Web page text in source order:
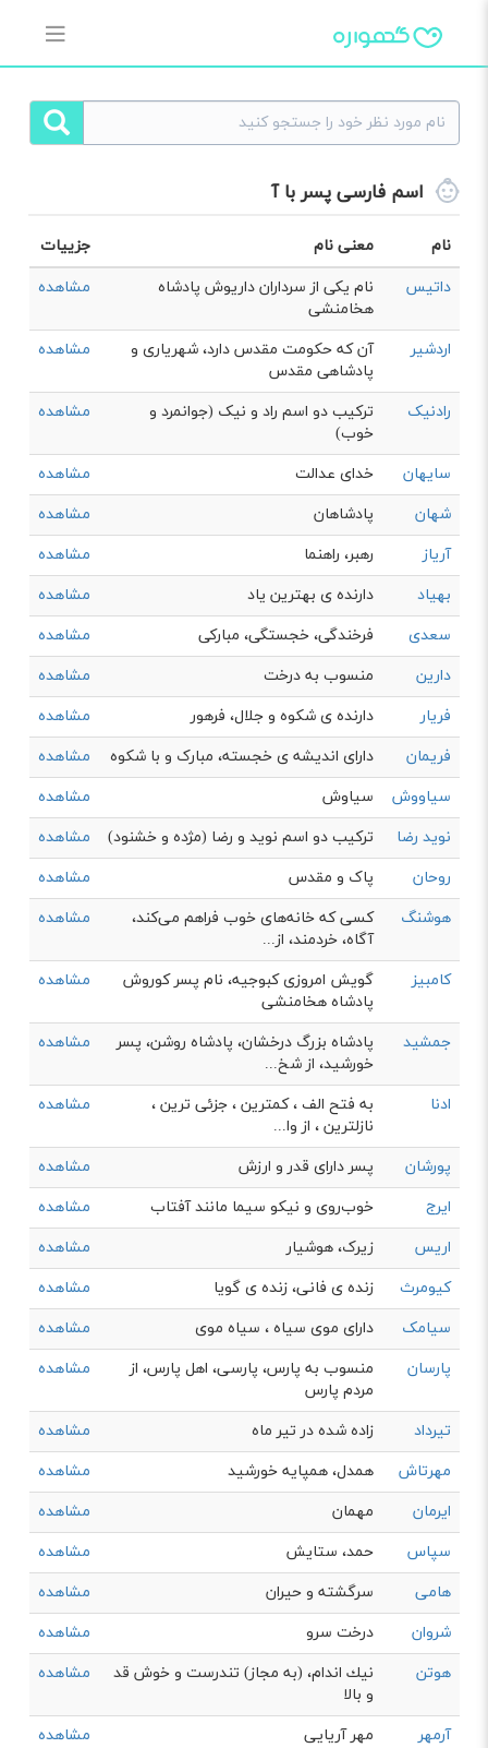
اسم فارسی پسر با آ
نام معنی نام
جزییات
داتیس
نام یکی از سرداران داریوش پادشاه
هخامنشی
مشاهده
اردشیر
آن که حکومت مقدس دارد، شهریاری و
پادشاهی مقدس
مشاهده
رادنیک
ترکیب دو اسم راد و نیک (جوانمرد و
خوب)
مشاهده
سایهان خدای عدالت
مشاهده
شهان
پادشاهان
مشاهده
آریاز
رهبر، راهنما
مشاهده
بهیاد
دارنده‌ ی بهترين ياد
مشاهده
سعدی
فرخندگی، خجستگی، مبارکی
مشاهده
دارین
منسوب به درخت
مشاهده
فریار
دارنده ی شکوه و جلال، فرهور
مشاهده
فریمان
دارای اندیشه ی خجسته، مبارک و با شکوه
مشاهده
سیاووش
سیاوش
مشاهده
نوید رضا
ترکیب دو اسم نوید و رضا (مژده و خشنود)
مشاهده
روحان
پاک و مقدس
مشاهده
هوشنگ
كسی كه خانه‌های خوب فراهم می‌کند،
آگاه، خردمند، از...
مشاهده
کامبیز
گویش امروزی کبوجیه، نام پسر کوروش
پادشاه هخامنشی
مشاهده
جمشید
پادشاه بزرگ درخشان، پادشاه روشن، پسر
خورشید، از شخ...
مشاهده
ادنا
به فتح الف ، کمترین ، جزئی ترین ،
نازلترین ، از وا...
مشاهده
پورشان پسر دارای قدر و ارزش
مشاهده
ایرج
خوب‌روی و نیکو سیما مانند آفتاب
مشاهده
اریس
زیرک، هوشیار
مشاهده
کیومرث
زنده ی فانی، زنده ی گویا
مشاهده
سیامک
دارای موی سیاه ، سیاه موی
مشاهده
پارسان
منسوب به پارس، پارسی، اهل پارس، از
مردم پارس
مشاهده
تیرداد زاده شده در تير ماه
مشاهده
مهرتاش
همدل، همپایه خورشید
مشاهده
ایرمان
مهمان
مشاهده
سپاس
حمد، ستايش
مشاهده
هامی
سرگشته و حیران
مشاهده
شروان
درخت سرو
مشاهده
هوتن
نيك اندام، (به مجاز) تندرست و خوش قد
و بالا
مشاهده
آرمهر مهر آریایی
مشاهده